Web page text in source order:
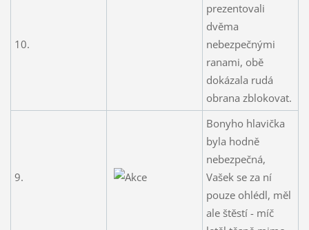
10.
prezentovali
dvěma
nebezpečnými
ranami, obě
dokázala rudá
obrana zblokovat.
9.
Bonyho hlavička
byla hodně
nebezpečná,
Vašek se za ní
pouze ohlédl, měl
ale štěstí - míč